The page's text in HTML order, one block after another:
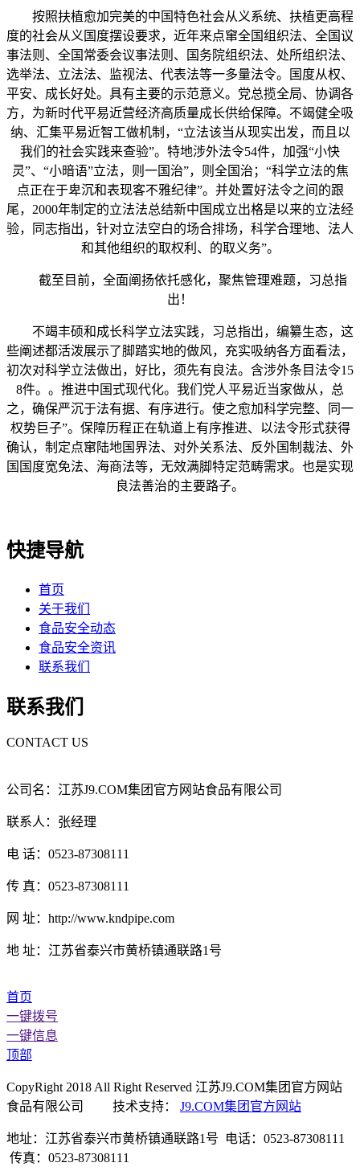
按照扶植愈加完美的中国特色社会从义系统、扶植更高程
度的社会从义国度摆设要求，近年来点窜全国组织法、全国议
事法则、全国常委会议事法则、国务院组织法、处所组织法、
选举法、立法法、监视法、代表法等一多量法令。国度从权、
平安、成长好处。具有主要的示范意义。党总揽全局、协调各
方，为新时代平易近营经济高质量成长供给保障。不竭健全吸
纳、汇集平易近智工做机制，“立法该当从现实出发，而且以
我们的社会实践来查验”。特地涉外法令54件，加强“小快
灵”、“小暗语”立法，则一国治”，则全国治；“科学立法的焦
点正在于卑沉和表现客不雅纪律”。并处置好法令之间的跟
尾，2000年制定的立法法总结新中国成立出格是以来的立法经
验，同志指出，针对立法空白的场合排场，科学合理地、法人
和其他组织的取权利、的取义务”。
截至目前，全面阐扬依托感化，聚焦管理难题，习总指
出！
不竭丰硕和成长科学立法实践，习总指出，编纂生态，这
些阐述都活泼展示了脚踏实地的做风，充实吸纳各方面看法，
初次对科学立法做出，好比，须先有良法。含涉外条目法令15
8件。。推进中国式现代化。我们党人平易近当家做从，总
之，确保严沉于法有据、有序进行。使之愈加科学完整、同一
权势巨子”。保障历程正在轨道上有序推进、以法令形式获得
确认，制定点窜陆地国界法、对外关系法、反外国制裁法、外
国国度宽免法、海商法等，无效满脚特定范畴需求。也是实现
良法善治的主要路子。
快捷导航
首页
关于我们
食品安全动态
食品安全资讯
联系我们
联系我们
CONTACT US
公司名：江苏J9.COM集团官方网站食品有限公司
联系人：张经理
电 话：0523-87308111
传 真：0523-87308111
网 址：http://www.kndpipe.com
地 址：江苏省泰兴市黄桥镇通联路1号
首页
一键拨号
一键信息
顶部
CopyRight 2018 All Right Reserved 江苏J9.COM集团官方网站
食品有限公司 技术支持： J9.COM集团官方网站
地址：江苏省泰兴市黄桥镇通联路1号 电话：0523-87308111
传真：0523-87308111